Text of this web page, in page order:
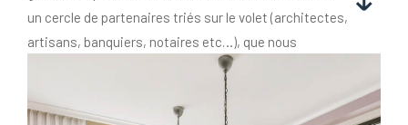
un cercle de partenaires triés sur le volet (architectes,
artisans, banquiers, notaires etc…), que nous
coordonnons pour vous, afin de mener à bien votre